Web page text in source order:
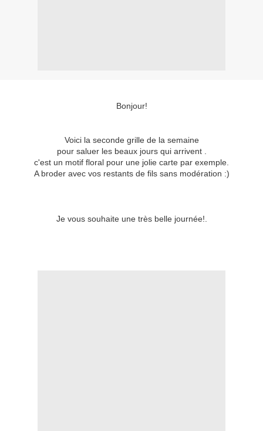
Bonjour!
Voici la seconde grille de la semaine
pour saluer les beaux jours qui arrivent .
c'est un motif floral pour une jolie carte par exemple.
A broder avec vos restants de fils sans modération :)
Je vous souhaite une très belle journée!.